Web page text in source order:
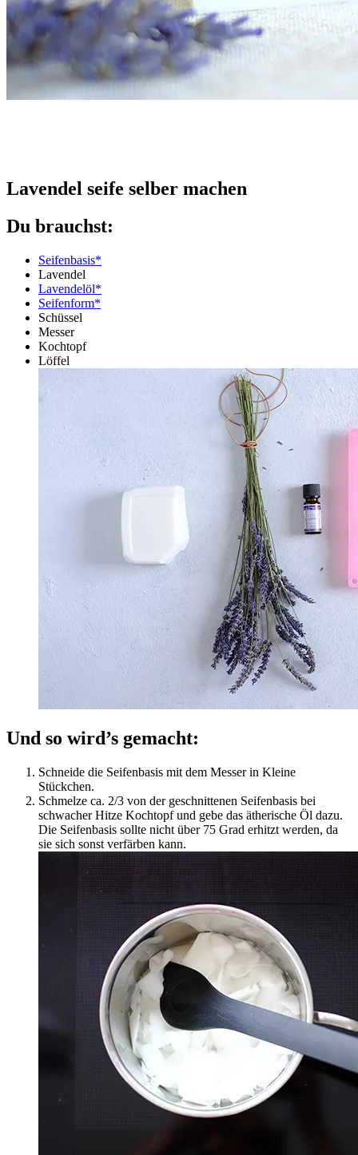
Lavendel seife selber machen
Du brauchst:
Seifenbasis*
Lavendel
Lavendelöl*
Seifenform*
Schüssel
Messer
Kochtopf
Löffel
Und so wird’s gemacht:
Schneide die Seifenbasis mit dem Messer in Kleine
Stückchen.
Schmelze ca. 2/3 von der geschnittenen Seifenbasis bei
schwacher Hitze Kochtopf und gebe das ätherische Öl dazu.
Die Seifenbasis sollte nicht über 75 Grad erhitzt werden, da
sie sich sonst verfärben kann.